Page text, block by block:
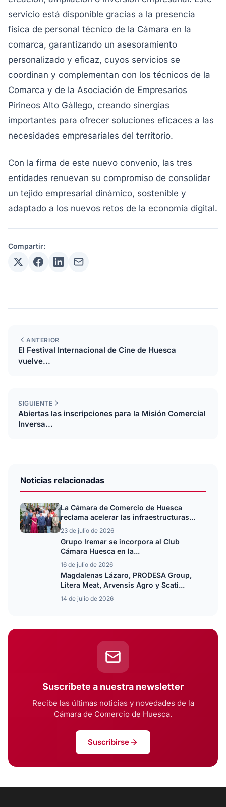
servicio está disponible gracias a la presencia
física de personal técnico de la Cámara en la
comarca, garantizando un asesoramiento
personalizado y eficaz, cuyos servicios se
coordinan y complementan con los técnicos de la
Comarca y de la Asociación de Empresarios
Pirineos Alto Gállego, creando sinergias
importantes para ofrecer soluciones eficaces a las
necesidades empresariales del territorio.
Con la firma de este nuevo convenio, las tres
entidades renuevan su compromiso de consolidar
un tejido empresarial dinámico, sostenible y
adaptado a los nuevos retos de la economía digital.
Compartir:
ANTERIOR
El Festival Internacional de Cine de Huesca
vuelve...
SIGUIENTE
Abiertas las inscripciones para la Misión Comercial
Inversa...
Noticias relacionadas
La Cámara de Comercio de Huesca
reclama acelerar las infraestructuras...
23 de julio de 2026
Grupo Iremar se incorpora al Club
Cámara Huesca en la...
16 de julio de 2026
Magdalenas Lázaro, PRODESA Group,
Litera Meat, Arvensis Agro y Scati...
14 de julio de 2026
Suscríbete a nuestra newsletter
Recibe las últimas noticias y novedades de la
Cámara de Comercio de Huesca.
Suscribirse